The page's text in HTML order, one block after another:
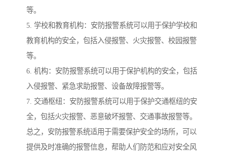
等。
5. 学校和教育机构：安防报警系统可以用于保护学校和
教育机构的安全，包括入侵报警、火灾报警、校园报警
等。
6. 机构：安防报警系统可以用于保护机构的安全，包括
入侵报警、紧急求助报警、设备故障报警等。
7. 交通枢纽：安防报警系统可以用于保护交通枢纽的安
全，包括火灾报警、恶意破坏报警、交通事故报警等。
总之，安防报警系统适用于需要保护安全的场所，可以
提供及时准确的报警信息，帮助人们防范和应对安全风